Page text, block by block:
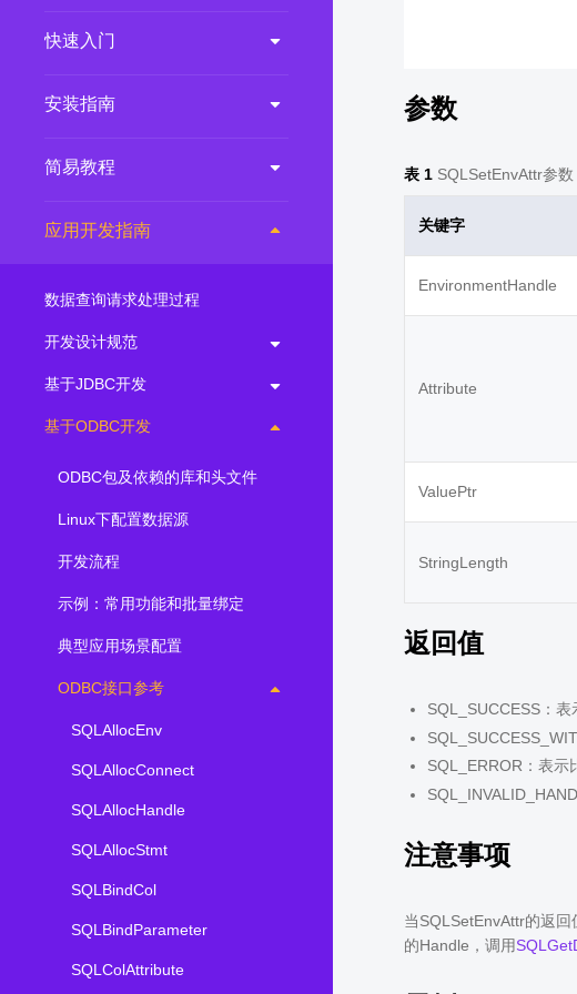
2.0.0 (LTS)
3.1.0 (EOM)
2.0.1 (EOM)
1.0.1 (EOM)
快速入门
安装指南
简易教程
应用开发指南
数据查询请求处理过程
开发设计规范
基于JDBC开发
基于ODBC开发
ODBC包及依赖的库和头文件
Linux下配置数据源
开发流程
示例：常用功能和批量绑定
典型应用场景配置
ODBC接口参考
SQLAllocEnv
SQLAllocConnect
SQLAllocHandle
SQLAllocStmt
SQLBindCol
SQLBindParameter
SQLColAttribute
参数
表 1 SQLSetEnvAttr参数
关键字
EnvironmentHandle
Attribute
ValuePtr
StringLength
返回值
SQL_SUCCESS：表
SQL_ERROR：表示
注意事项
当SQLSetEnvAttr的返
的Handle，调用